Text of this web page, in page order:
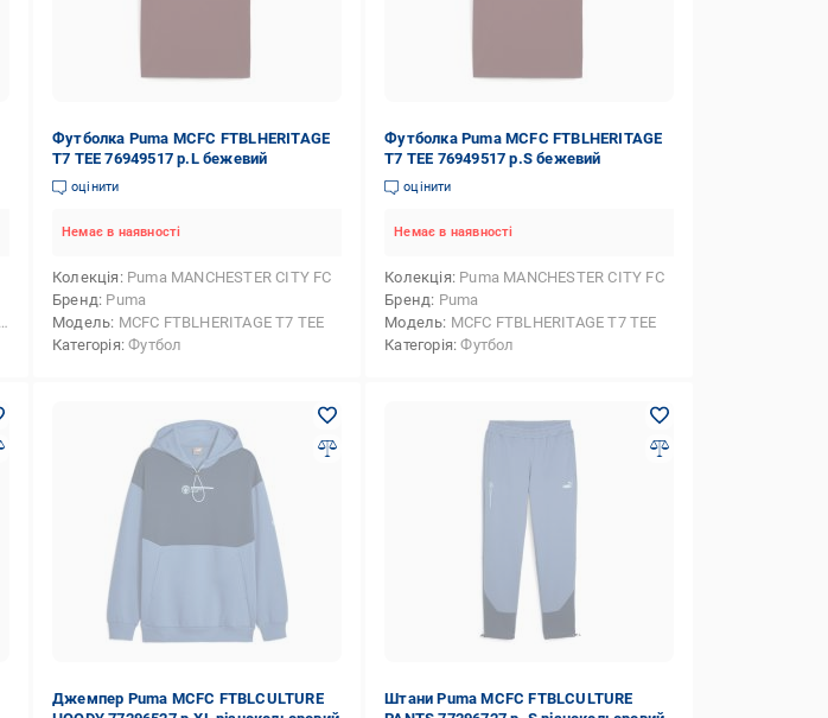
Футболка Puma MCFC FTBLHERITAGE
T7 TEE 76949517 р.L бежевий
оцінити
Немає в наявності
Колекція Puma MANCHESTER CITY FC
Бренд Puma
Модель MCFC FTBLHERITAGE T7 TEE
Категорія Футбол
Футболка Puma MCFC FTBLHERITAGE
T7 TEE 76949517 р.S бежевий
оцінити
Немає в наявності
Колекція Puma MANCHESTER CITY FC
Бренд Puma
Модель MCFC FTBLHERITAGE T7 TEE
Категорія Футбол
Джемпер Puma MCFC FTBLCULTURE
Штани Puma MCFC FTBLCULTURE